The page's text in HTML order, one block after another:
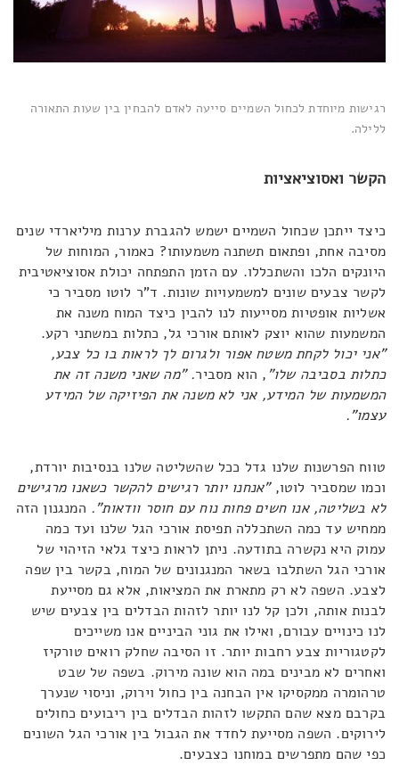
רגישות מיוחדת לכחול השמיים סייעה לאדם להבחין בין שעות התאורה
ללילה.
הקשר ואסוציאציות
כיצד ייתכן שכחול השמיים ישמש להגברת ערנות מיליארדי שנים
מסיבה אחת, ופתאום תשתנה משמעותו? כאמור, המוחות של
היונקים הלכו והשתכללו. עם הזמן התפתחה יכולת אסוציאטיבית
לקשר צבעים שונים למשמעויות שונות. ד"ר לוטו מסביר כי
אשליות אופטיות מסייעות לנו להבין כיצד המוח משנה את
המשמעות שהוא יוצק לאותם אורכי גל, כתלות במשתני רקע.
"אני יכול לקחת משטח אפור ולגרום לך לראות בו כל צבע,
כתלות בסביבה שלו", הוא מסביר. "מה שאני משנה זה את
המשמעות של המידע, אני לא משנה את הפיזיקה של המידע
עצמו".
טווח הפרשנות שלנו גדל ככל שהשליטה שלנו בנסיבות יורדת,
וכמו שמסביר לוטו,"אנחנו יותר רגישים להקשר כשאנו מרגישים
לא בשליטה, אנו חשים פחות נוח עם חוסר וודאות". המנגנון הזה
ממחיש עד כמה השתכללה תפיסת אורכי הגל שלנו ועד כמה
עמוק היא נקשרה בתודעה. ניתן לראות כיצד גלאי הזיהוי של
אורכי הגל השתלבו בשאר המנגנונים של המוח, בקשר בין שפה
לצבע. השפה לא רק מתארת את המציאות, אלא גם מסייעת
לבנות אותה, ולכן קל לנו יותר לזהות הבדלים בין צבעים שיש
לנו כינויים עבורם, ואילו את גוני הביניים אנו משייכים
לקטגוריות צבע רחבות יותר. זו הסיבה שחלק רואים טורקיז
ואחרים לא מבינים במה הוא שונה מירוק. בשפה של שבט
טרהומרה ממקסיקו אין הבחנה בין כחול וירוק, וניסוי שנערך
בקרבם מצא שהם התקשו לזהות הבדלים בין ריבועים כחולים
לירוקים. השפה מסייעת לחדד את הגבול בין אורכי הגל השונים
כפי שהם מתפרשים במוחנו כצבעים.